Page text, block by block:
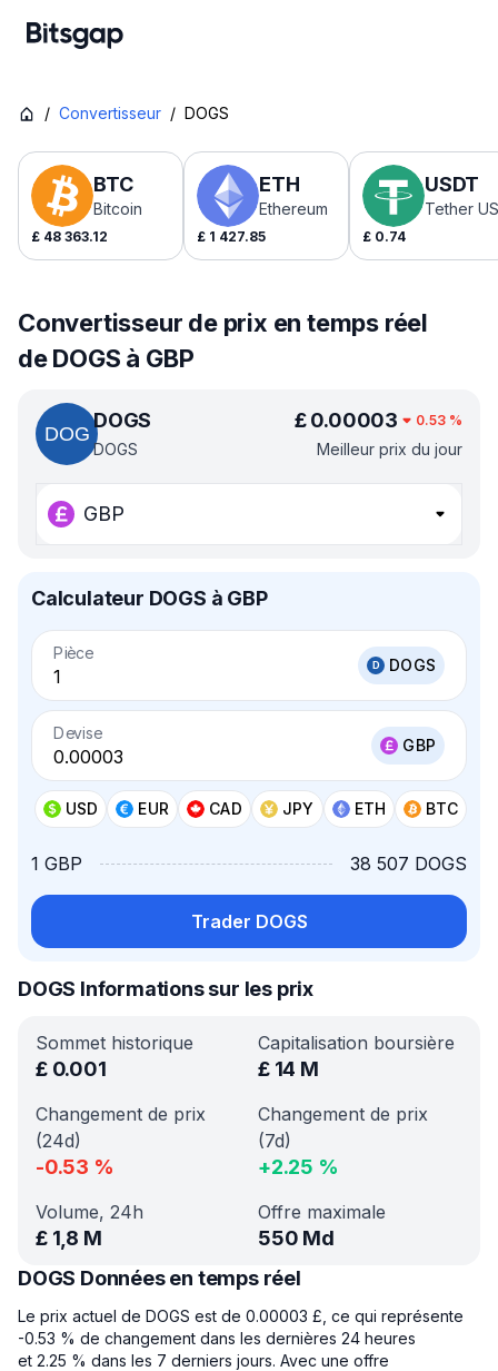
/ Convertisseur / DOGS
BTC
Bitcoin
£ 48 363.12
ETH
Ethereum
£ 1 427.85
USDT
Tether
£ 0.74
Convertisseur de prix en temps réel
de DOGS à GBP
DOGS
DOGS
£ 0.00003 0.53 %
Meilleur prix du jour
GBP
Calculateur DOGS à GBP
Pièce
DOGS
Devise
GBP
USD EUR CAD JPY ETH BTC
1 GBP 38 507 DOGS
Trader DOGS
DOGS Informations sur les prix
Sommet historique
£ 0.001
Capitalisation boursière
£ 14 M
Changement de prix
(24d)
-0.53 %
Changement de prix
(7d)
+2.25 %
Volume, 24h
£ 1,8 M
Offre maximale
550 Md
DOGS Données en temps réel
Le prix actuel de DOGS est de 0.00003 £, ce qui représente
-0.53 % de changement dans les dernières 24 heures
et 2.25 % dans les 7 derniers jours. Avec une offre